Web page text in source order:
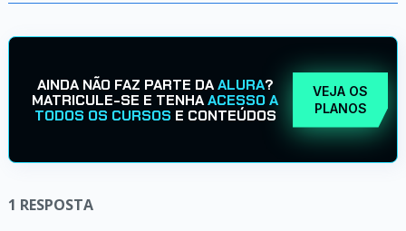
AINDA NÃO FAZ PARTE DAALURA?
MATRICULE-SE E TENHAACESSO A
TODOS OS CURSOS E CONTEÚDOS
VEJA OS
PLANOS
1 RESPOSTA